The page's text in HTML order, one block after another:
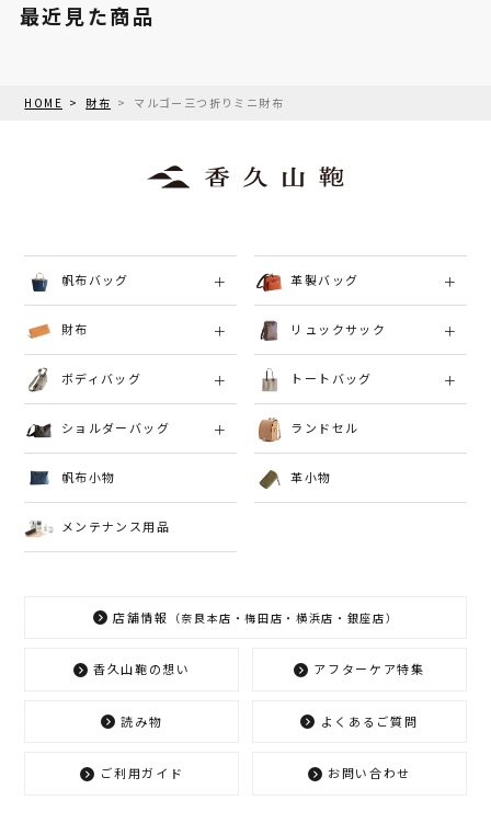
最近見た商品
HOME 財布 マルゴー三つ折りミニ財布
帆布バッグ 革製バッグ
財布 リュックサック
ボディバッグ トートバッグ
ショルダーバッグ ランドセル
帆布小物
メンテナンス用品
革小物
店舗情報 （奈良本店・梅田店・横浜店・銀座店）
香久山鞄の想い アフターケア特集
読み物 よくあるご質問
ご利用ガイド お問い合わせ